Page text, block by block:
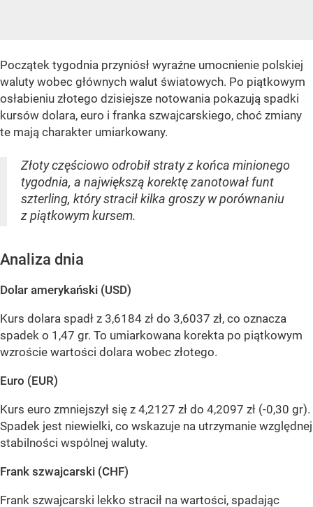
Początek tygodnia przyniósł wyraźne umocnienie polskiej
waluty wobec głównych walut światowych. Po piątkowym
osłabieniu złotego dzisiejsze notowania pokazują spadki
kursów dolara, euro i franka szwajcarskiego, choć zmiany
te mają charakter umiarkowany.
Złoty częściowo odrobił straty z końca minionego
tygodnia, a największą korektę zanotował funt
szterling, który stracił kilka groszy w porównaniu
z piątkowym kursem.
Analiza dnia
Dolar amerykański (USD)
Kurs dolara spadł z 3,6184 zł do 3,6037 zł, co oznacza
spadek o 1,47 gr. To umiarkowana korekta po piątkowym
wzroście wartości dolara wobec złotego.
Euro (EUR)
Kurs euro zmniejszył się z 4,2127 zł do 4,2097 zł (-0,30 gr).
Spadek jest niewielki, co wskazuje na utrzymanie względnej
stabilności wspólnej waluty.
Frank szwajcarski (CHF)
Frank szwajcarski lekko stracił na wartości, spadając